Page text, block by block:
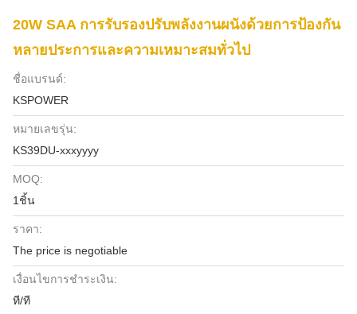
20W SAA การรับรองปรับพลังงานผนังด้วยการป้องกัน
หลายประการและความเหมาะสมทั่วไป
ชื่อแบรนด์:
KSPOWER
หมายเลขรุ่น:
KS39DU-xxxyyyy
MOQ:
1ชิ้น
ราคา:
The price is negotiable
เงื่อนไขการชำระเงิน:
ที/ที